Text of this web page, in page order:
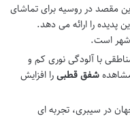
مقصد در روسیه برای تماشای
را ارائه می دهد.
شهر است.
با آلودگی نوری کم و
شفق قطبیرا افزایش
در سیبری، تجربه ای